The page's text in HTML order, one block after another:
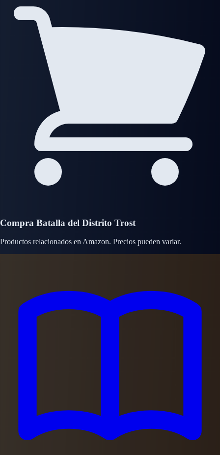
Compra Batalla del Distrito Trost
Productos relacionados en Amazon. Precios pueden variar.